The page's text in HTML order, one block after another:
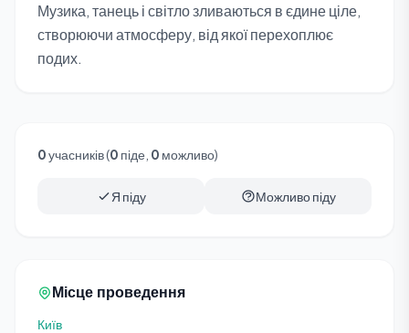
Музика, танець і світло зливаються в єдине ціле,
створюючи атмосферу, від якої перехоплює
подих.
0учасників (0 піде, 0 можливо)
Я піду Можливо піду
Місце проведення
Київ